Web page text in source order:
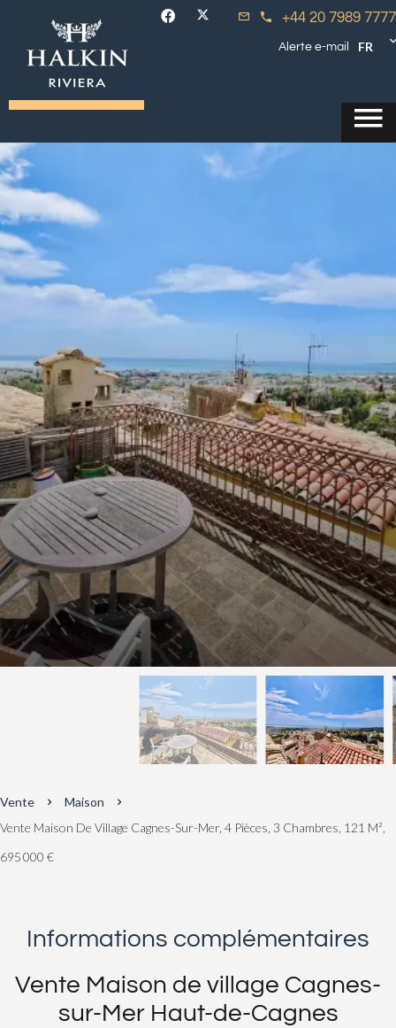
+44 20 7989 7777
Alerte e-mail FR
Vente
Maison
Vente Maison De Village Cagnes-Sur-Mer, 4 Pièces, 3 Chambres, 121 M²,
695 000 €
Informations complémentaires
Vente Maison de village Cagnes-
sur-Mer Haut-de-Cagnes